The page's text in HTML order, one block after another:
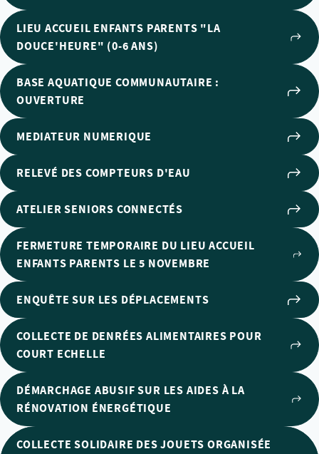
LIEU ACCUEIL ENFANTS PARENTS "LA
DOUCE'HEURE" (0-6 ANS)
BASE AQUATIQUE COMMUNAUTAIRE :
OUVERTURE
MEDIATEUR NUMERIQUE
RELEVÉ DES COMPTEURS D'EAU
ATELIER SENIORS CONNECTÉS
FERMETURE TEMPORAIRE DU LIEU ACCUEIL
ENFANTS PARENTS LE 5 NOVEMBRE
ENQUÊTE SUR LES DÉPLACEMENTS
COLLECTE DE DENRÉES ALIMENTAIRES POUR
COURT ECHELLE
DÉMARCHAGE ABUSIF SUR LES AIDES À LA
RÉNOVATION ÉNERGÉTIQUE
COLLECTE SOLIDAIRE DES JOUETS ORGANISÉE